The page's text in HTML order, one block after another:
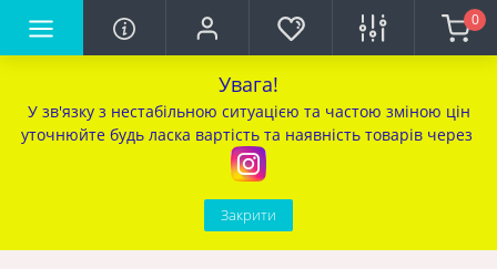
Увага!
У зв'язку з нестабільною ситуацією та частою зміною цін
уточнюйте будь ласка вартість та наявність товарів через
Закрити
0